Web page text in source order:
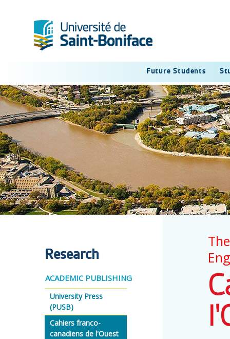
Future Students
Research
ACADEMIC PUBLISHING
University Press
(PUSB)
Cahiers franco-
canadiens de l'Ouest